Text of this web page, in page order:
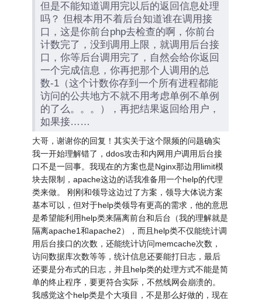
但是不能知道调用完以后的返回信息处理
吗？ 但根本用不着后台知道谁在调用接
口，这是你前台php去检查的啊，你前台
计数完了，没到调用上限，就调用后台接
口，你等后台调用完了，自然会给你返回
一个完成信息，你再把那个人调用的总
数-1（这个计数你存到一个所有进程都能
访问的公共地方不就不用考虑单例不单例
的了么。。。），再把结果返回给用户，
如果接……
大哥，谢谢你的回复！其实关于这个限频的问题确实
我一开始理解错了，ddos攻击和内网用户调用后台接
口不是一回事。我现在的方案也是Nginx那边用limit模
块去限制，apache这边的话我准备用一个help的代理
类来做。 刚刚和领导这边过了方案，领导大体说方案
基本可以，但对于help类领导有更高的需求，他的意思
是希望能利用help类来隔离前台和后台（我的理解就是
隔离apache1和apache2），而且help类不仅能统计调
用后台接口的次数，还能统计访问memcache次数，
访问数据库次数等等，统计信息还要能打日志，最后
还要是分布式的日志，并且help类的处理方式不能是简
单的终止程序，要更符合实际，不然线网会崩溃的。
我感觉这个help类是个大项目，不是那么好做的，现在